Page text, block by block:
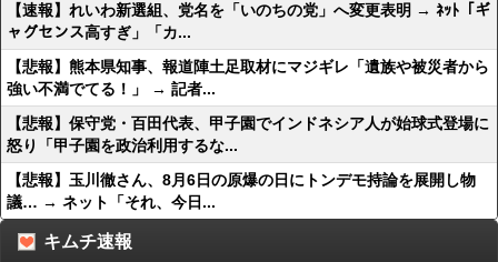
【速報】れいわ新選組、党名を「いのちの党」へ変更表明 → ﾈｯﾄ「ギ
ャグセンス高すぎ」「カ...
【悲報】熊本県知事、報道陣土足取材にマジギレ「遺族や被災者から
強い不満でてる！」 → 記者...
【悲報】保守党・百田代表、甲子園でインドネシア人が始球式登場に
怒り「甲子園を政治利用するな...
【悲報】玉川徹さん、8月6日の原爆の日にトンデモ持論を展開し物
議… → ネット「それ、今日...
キムチ速報